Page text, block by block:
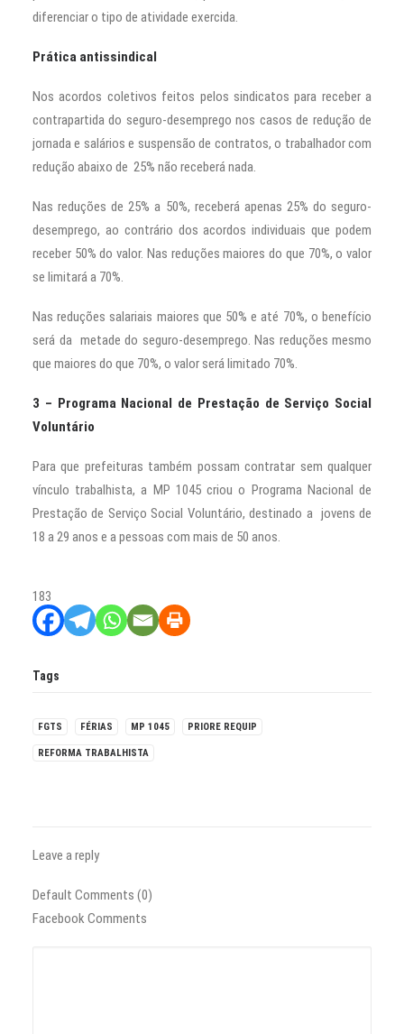
diferenciar o tipo de atividade exercida.
Prática antissindical
Nos acordos coletivos feitos pelos sindicatos para receber a
contrapartida do seguro-desemprego nos casos de redução de
jornada e salários e suspensão de contratos, o trabalhador com
redução abaixo de 25% não receberá nada.
Nas reduções de 25% a 50%, receberá apenas 25% do seguro-
desemprego, ao contrário dos acordos individuais que podem
receber 50% do valor. Nas reduções maiores do que 70%, o valor
se limitará a 70%.
Nas reduções salariais maiores que 50% e até 70%, o benefício
será da metade do seguro-desemprego. Nas reduções mesmo
que maiores do que 70%, o valor será limitado 70%.
3 – Programa Nacional de Prestação de Serviço Social
Voluntário
Para que prefeituras também possam contratar sem qualquer
vínculo trabalhista, a MP 1045 criou o Programa Nacional de
Prestação de Serviço Social Voluntário, destinado a jovens de
18 a 29 anos e a pessoas com mais de 50 anos.
183
Tags
FGTS FÉRIAS MP 1045 PRIORE REQUIP
REFORMA TRABALHISTA
Leave a reply
Default Comments (0)
Facebook Comments